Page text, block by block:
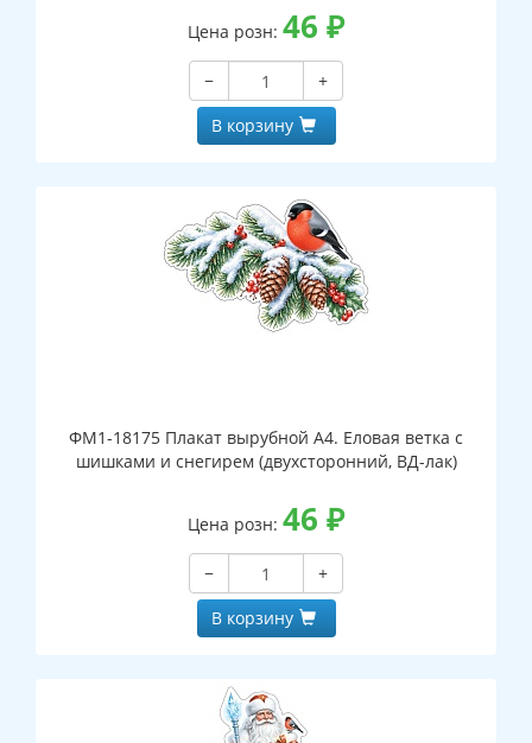
Цена розн: 46 ₽
−
+
В корзину
ФМ1-18175 Плакат вырубной А4. Еловая ветка с
шишками и снегирем (двухсторонний, ВД-лак)
Цена розн: 46 ₽
−
+
В корзину